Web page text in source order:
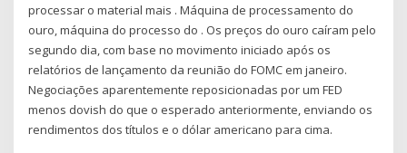
processar o material mais . Máquina de processamento do
ouro, máquina do processo do . Os preços do ouro caíram pelo
segundo dia, com base no movimento iniciado após os
relatórios de lançamento da reunião do FOMC em janeiro.
Negociações aparentemente reposicionadas por um FED
menos dovish do que o esperado anteriormente, enviando os
rendimentos dos títulos e o dólar americano para cima.